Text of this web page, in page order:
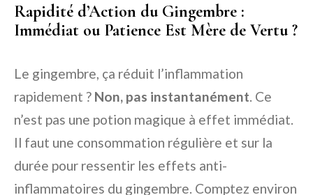
Rapidité d’Action du Gingembre :
Immédiat ou Patience Est Mère de Vertu ?
Le gingembre, ça réduit l’inflammation
rapidement ? Non, pas instantanément. Ce
n’est pas une potion magique à effet immédiat.
Il faut une consommation régulière et sur la
durée pour ressentir les effets anti-
inflammatoires du gingembre. Comptez environ